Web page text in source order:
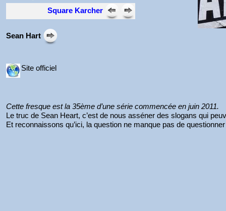
Square Karcher
Sean Hart
Site officiel
Cette fresque est la 35ème d’une série commencée en juin 2011.
Le truc de Sean Heart, c’est de nous asséner des slogans qui
Et reconnaissons qu’ici, la question ne manque pas de